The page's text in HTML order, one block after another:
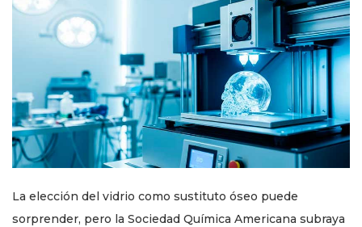
La elección del vidrio como sustituto óseo puede
sorprender, pero la Sociedad Química Americana subraya